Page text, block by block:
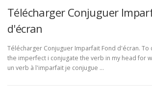
Télécharger Conjuguer
d'écran
Télécharger Conjuguer Imparfait Fond d'écran. To
the imperfect i conjugate the verb in my head for
un verb à l'imparfait je conjugue …